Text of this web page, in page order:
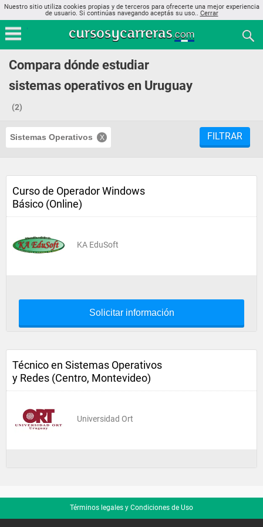
Nuestro sitio utiliza cookies propias y de terceros para ofrecerte una mejor experiencia
de usuario. Si continúas navegando aceptás su uso.. Cerrar
Compara dónde estudiar
sistemas operativos en Uruguay
(2)
Sistemas Operativos FILTRAR
Curso de Operador Windows
Básico (Online)
KA EduSoft
Solicitar información
Técnico en Sistemas Operativos
y Redes (Centro, Montevideo)
Universidad Ort
Términos legales y Condiciones de Uso